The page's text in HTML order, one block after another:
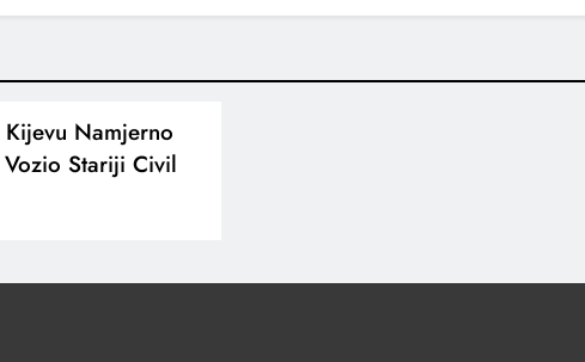
Kijevu Namjerno
Stariji Civil